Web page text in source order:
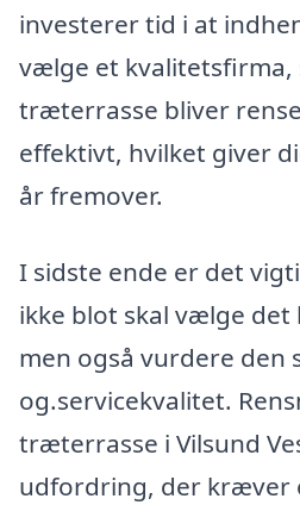
investerer tid i at
vælge et kvalitetsfirma,
træterrasse bliver
effektivt, hvilket giver
år fremover.
I sidste ende er det
ikke blot skal vælge det
men også vurdere den
og.servicekvalitet.
træterrasse i Vilsund
udfordring, der kræver